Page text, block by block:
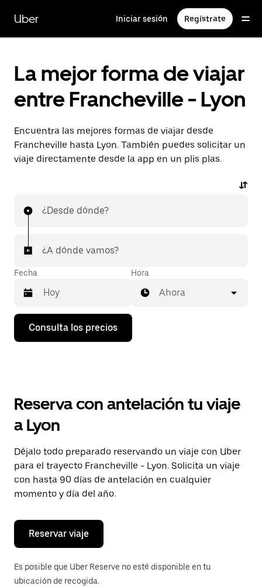
contenido
principal
Uber Iniciar sesión Regístrate
La mejor forma de viajar
entre Francheville - Lyon
Encuentra las mejores formas de viajar desde
Francheville hasta Lyon. También puedes solicitar un
viaje directamente desde la app en un plis plas.
¿Desde dónde?
¿A dónde vamos?
Fecha
Pulsa
flecha
calendario
seleccionar
fecha.
Pulsa
el
botón
de
escape
cerrar
calendario.
Hora
Ahora
Consulta los precios
Reserva con antelación tu viaje
a Lyon
Déjalo todo preparado reservando un viaje con Uber
para el trayecto Francheville - Lyon. Solicita un viaje
con hasta 90 días de antelación en cualquier
momento y día del año.
Reservar viaje
Es posible que Uber Reserve no esté disponible en tu
ubicación de recogida.